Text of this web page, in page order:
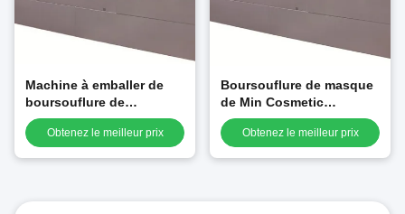
Machine à emballer de
boursouflure de
correction de Crystal
Facial Mask /Eye de plat
Obtenez le meilleur prix
Boursouflure de masque
de Min Cosmetic
Hydrogel Facial Mask
/Eye de 25 fois faisant la
Obtenez le meilleur prix